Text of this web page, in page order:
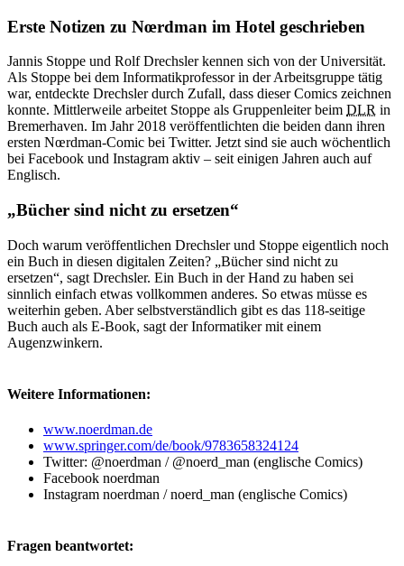
Erste Notizen zu Nœrdman im Hotel geschrieben
Jannis Stoppe und Rolf Drechsler kennen sich von der Universität.
Als Stoppe bei dem Informatikprofessor in der Arbeitsgruppe tätig
war, entdeckte Drechsler durch Zufall, dass dieser Comics zeichnen
konnte. Mittlerweile arbeitet Stoppe als Gruppenleiter beim DLR in
Bremerhaven. Im Jahr 2018 veröffentlichten die beiden dann ihren
ersten Nœrdman-Comic bei Twitter. Jetzt sind sie auch wöchentlich
bei Facebook und Instagram aktiv – seit einigen Jahren auch auf
Englisch.
„Bücher sind nicht zu ersetzen“
Doch warum veröffentlichen Drechsler und Stoppe eigentlich noch
ein Buch in diesen digitalen Zeiten? „Bücher sind nicht zu
ersetzen“, sagt Drechsler. Ein Buch in der Hand zu haben sei
sinnlich einfach etwas vollkommen anderes. So etwas müsse es
weiterhin geben. Aber selbstverständlich gibt es das 118-seitige
Buch auch als E-Book, sagt der Informatiker mit einem
Augenzwinkern.
Weitere Informationen:
www.noerdman.de
www.springer.com/de/book/9783658324124
Twitter: @noerdman / @noerd_man (englische Comics)
Facebook noerdman
Instagram noerdman / noerd_man (englische Comics)
Fragen beantwortet: